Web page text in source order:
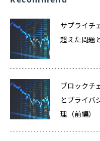
サプライチ
超えた問題
ブロックチ
とプライバ
理（前編）